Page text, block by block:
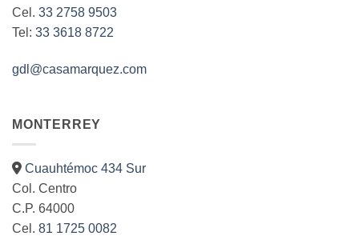
Cel. 33 2758 9503
Tel: 33 3618 8722
gdl@casamarquez.com
MONTERREY
Cuauhtémoc 434 Sur
Col. Centro
C.P. 64000
Cel. 81 1725 0082